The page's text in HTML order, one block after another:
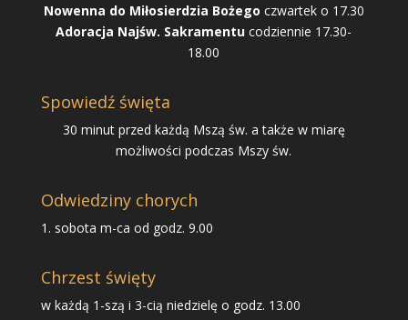
Nowenna do Miłosierdzia Bożego czwartek o 17.30
Adoracja Najśw. Sakramentucodziennie 17.30-
18.00
Spowiedź święta
30 minut przed każdą Mszą św. a także w miarę
możliwości podczas Mszy św.
Odwiedziny chorych
1. sobota m-ca od godz. 9.00
Chrzest święty
w każdą 1-szą i 3-cią niedzielę o godz. 13.00